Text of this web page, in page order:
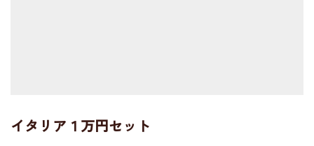
イタリア１万円セット